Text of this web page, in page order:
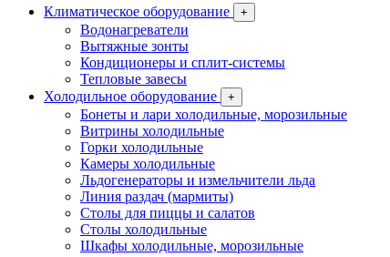
Климатическое оборудование +
Водонагреватели
Вытяжные зонты
Кондиционеры и сплит-системы
Тепловые завесы
Холодильное оборудование
+
Бонеты и лари холодильные, морозильные
Витрины холодильные
Горки холодильные
Камеры холодильные
Льдогенераторы и измельчители льда
Линия раздач (мармиты)
Столы для пиццы и салатов
Столы холодильные
Шкафы холодильные, морозильные